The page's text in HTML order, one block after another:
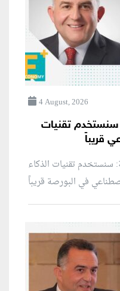
4 August, 2026
سنستخدم تقنيات
قريباً
سنستخدم تقنيات الذكاء
في البورصة قريباً